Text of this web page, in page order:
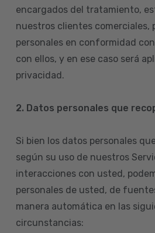
encargados del tratamiento,
nuestros clientes comerciales,
personales en conformidad
con ellos, y en ese caso será
privacidad.
2. Datos personales que
Si bien los datos personales
según su uso de nuestros
interacciones con usted,
personales de usted, de
manera automática en las
circunstancias: